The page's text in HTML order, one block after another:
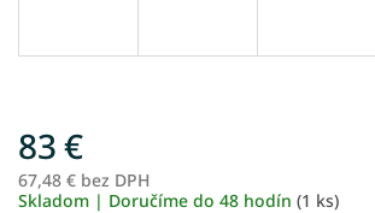
83 €
67,48 € bez DPH
Skladom | Doručíme do 48 hodín (1 ks)